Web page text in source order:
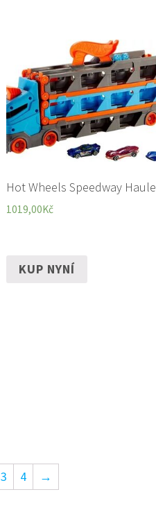
Hot Wheels Speedway
1019,00Kč
KUP NYNÍ
3 4 →